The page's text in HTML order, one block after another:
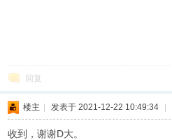
回复
楼主 发表于 2021-12-22 10:49:34
收到，谢谢D大。